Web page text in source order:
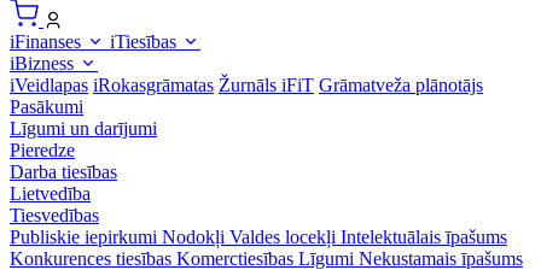
iFinanses
iTiesības
iBizness
iVeidlapas iRokasgrāmatas Žurnāls iFiT Grāmatveža plānotājs
Pasākumi
Līgumi un darījumi
Pieredze
Darba tiesības
Lietvedība
Tiesvedības
Publiskie iepirkumi Nodokļi Valdes locekļi Intelektuālais īpašums
Konkurences tiesības Komerctiesības Līgumi Nekustamais īpašums